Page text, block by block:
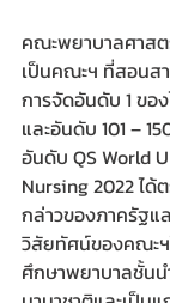
คณะพยาบาลศาส
เป็นคณะฯ ที่สอนส
การจัดอันดับ 1 ขอ
และอันดับ 101 –
อันดับ QS World
Nursing 2022 ได้
กล่าวของภาครัฐแ
วิสัยทัศน์ของคณะฯ
ศึกษาพยาบาลชั้นน